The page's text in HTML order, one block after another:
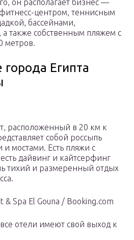
он располагает бизнес —
центром, теннисным
бассейнами,
также собственным пляжем с
метров.
города Египта
расположенный в 20 км к
собой россыпь
и мостами. Есть пляжи с
дайвинг и кайтсерфинг
тихий и размеренный отдых
Spa El Gouna / Booking.com
отели имеют свой выход к